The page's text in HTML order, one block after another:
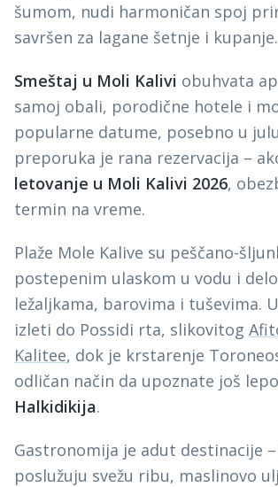
šumom, nudi harmoničan spoj
savršen za lagane šetnje i kupanje.
Smeštaj u Moli Kalivi obuhvata
samoj obali, porodične hotele i
popularne datume, posebno u
preporuka je rana rezervacija –
letovanje u Moli Kalivi 2026,
termin na vreme.
Plaže Mole Kalive su peščano-
postepenim ulaskom u vodu i
ležaljkama, barovima i tuševima.
izleti do Possidi rta, slikovitog
Kalitee, dok je krstarenje
odličan način da upoznate još
Halkidikija.
Gastronomija je adut destinacije
poslužuju svežu ribu, maslinovo